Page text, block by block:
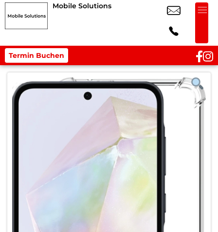
Mobile Solutions
Termin Buchen